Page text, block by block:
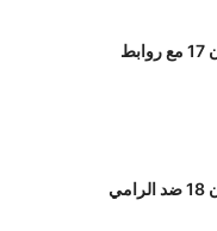
أفضل 10 مخططات تاون 17 مع روابط
أفضل 10 مخططات تاون 18 ضد الرامي